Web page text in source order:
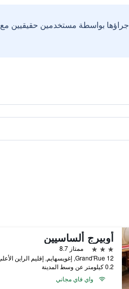
بواسطة مستخدمين حقيقيين مع
أوبيرج ألساسيين
3 نجوم
ممتاز 8.7
12 Grand'Rue, إغويسهايم, إقليم الراين الأعلى, فرنسا
0.2 كيلومتر عن وسط المدينة
واي فاي مجاني